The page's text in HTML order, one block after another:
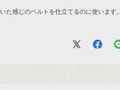
た感じのベルトを仕立てるのに使います。